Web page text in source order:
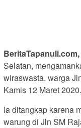
BeritaTapanuli.com,
Selatan,
wiraswasta, warga
Kamis 12 Maret 2020.
Ia ditangkap karena
warung di Jln SM